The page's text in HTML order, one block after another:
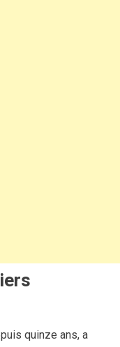
quinze ans, a